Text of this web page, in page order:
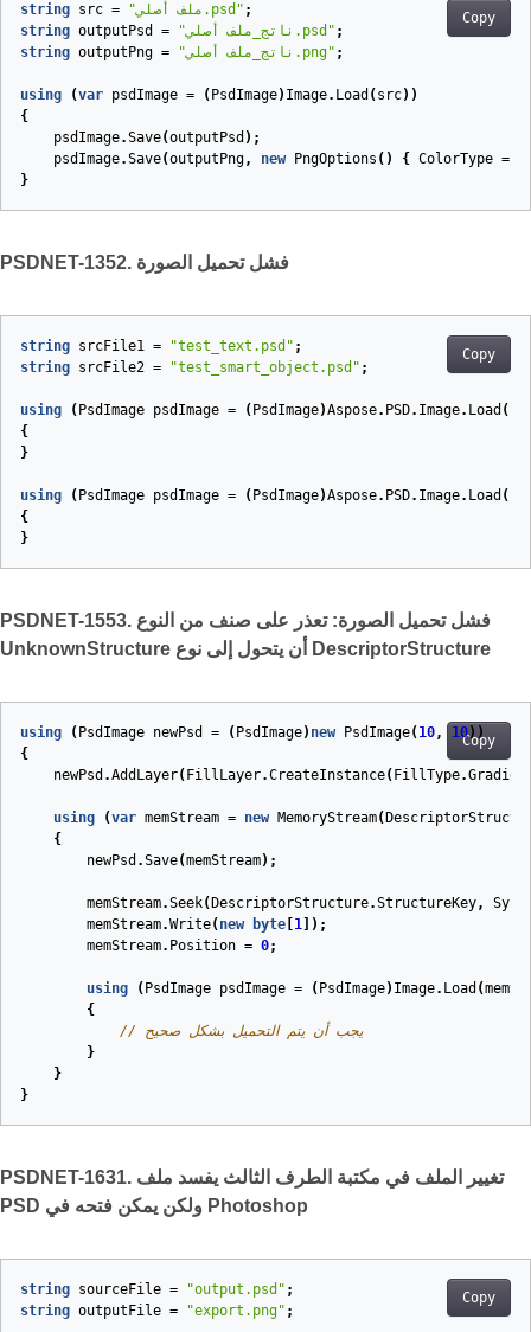
Copy
string src = "ملف أصلي.psd" ;
string outputPsd = "ناتج_ملف أصلي.psd" ;
string outputPng = "ناتج_ملف أصلي.png" ;
using (var psdImage = ( PsdImage) Image. Load ( src))
{
psdImage.Save(outputPsd );
psdImage.Save(outputPng, new PngOptions () { ColorType =
}
PSDNET-1352. فشل تحميل الصورة
Copy
string srcFile1 = "test_text.psd" ;
string srcFile2 = "test_smart_object.psd" ;
using ( PsdImage psdImage = ( PsdImage)Aspose. PSD. Image. Load (
{
}
using ( PsdImage psdImage = ( PsdImage)Aspose. PSD. Image. Load (
{
}
PSDNET-1553. فشل تحميل الصورة: تعذر على صنف من النوع
UnknownStructure أن يتحول إلى نوع DescriptorStructure
Copy
using ( PsdImage newPsd = ( PsdImage) new PsdImage( 10, 10))
{
newPsd .AddLayer( FillLayer.CreateInstance( FillType.
using (var memStream = new MemoryStream(
{
newPsd .Save(memStream);
memStream.Seek( DescriptorStructure.StructureKey,
memStream.Write( new byte 1 ]);
memStream. Position = 0;
using ( PsdImage psdImage = ( PsdImage) Image. Load (
{
// يجب أن يتم التحميل بشكل صحيح
}
}
}
PSDNET-1631. تغيير الملف في مكتبة الطرف الثالث يفسد ملف
PSD ولكن يمكن فتحه في Photoshop
Copy
string sourceFile = "output.psd" ;
string outputFile = "export.png" ;